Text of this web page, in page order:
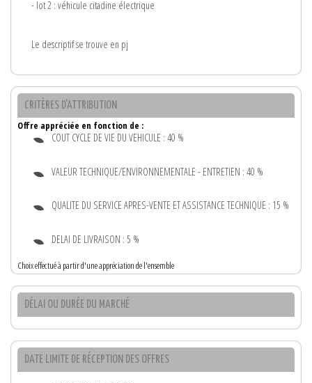
- lot 2 : véhicule citadine électrique
Le descriptif se trouve en pj
CRITÈRES D'ATTRIBUTION
Offre appréciée en fonction de :
COUT CYCLE DE VIE DU VEHICULE : 40 %
VALEUR TECHNIQUE/ENVIRONNEMENTALE - ENTRETIEN : 40 %
QUALITE DU SERVICE APRES-VENTE ET ASSISTANCE TECHNIQUE : 15 %
DELAI DE LIVRAISON : 5 %
Choix effectué à partir d'une appréciation de l'ensemble
DÉLAI OU DURÉE DU MARCHÉ
DATE LIMITE DE RÉCEPTION DES OFFRES